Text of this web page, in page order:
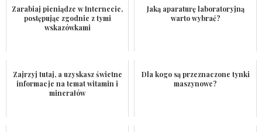
Zarabiaj pieniądze w Internecie,
postępując zgodnie z tymi
wskazówkami
Jaką aparaturę laboratoryjną
warto wybrać?
Zajrzyj tutaj, a uzyskasz świetne
informacje na temat witamin i
minerałów
Dla kogo są przeznaczone tynki
maszynowe?